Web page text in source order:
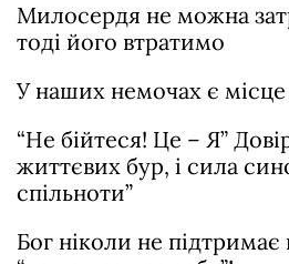
Милосердя не можна
тоді його втратимо
У наших немочах є
“Не бійтеся! Це – Я”
життєвих бур, і сила
спільноти”
Бог ніколи не підтримає